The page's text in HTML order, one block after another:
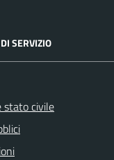
SERVIZIO
stato civile